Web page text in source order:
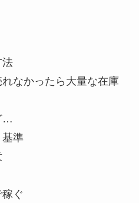
法
なかったら大量な在庫
…
基準
ぐ